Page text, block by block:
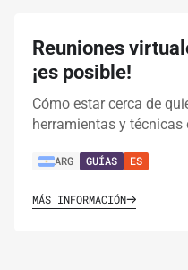
Reuniones
¡es posible!
Cómo estar cerca de
herramientas y
ARG GUÍAS ES
MÁS INFORMACIÓN